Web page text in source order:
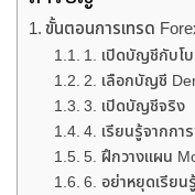
ขั้นตอนการเทรด
1. เปิดบัญชีกับโ
2. เลือกบัญชี
3. เปิดบัญชีจริง
4. เรียนรู้จากกา
5. ฝึกวางแผน
6. อย่าหยุดเรียนรู้